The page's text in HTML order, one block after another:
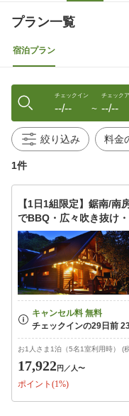
プラン一覧
宿泊プラン
チェックイン
--/-- 〜
チェック
--/--
絞り込み
1件
【1日1組限定】鋸南/南
でBBQ・広々吹き抜け
お1人さま1泊（5名1室利用時） (
17,922円 ／人〜
ポイント(1%)